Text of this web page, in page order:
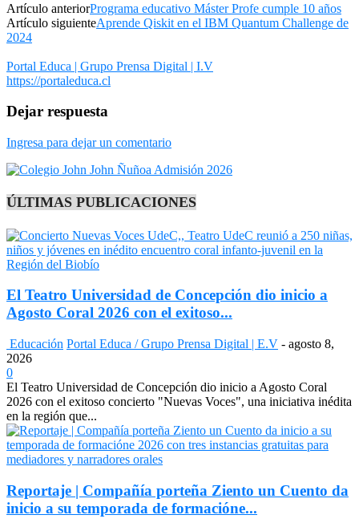
Artículo anteriorPrograma educativo Máster Profe cumple 10 años
Artículo siguienteAprende Qiskit en el IBM Quantum Challenge de
2024
Portal Educa | Grupo Prensa Digital | I.V
https://portaleduca.cl
Dejar respuesta
Ingresa para dejar un comentario
ÚLTIMAS PUBLICACIONES
El Teatro Universidad de Concepción dio inicio a
Agosto Coral 2026 con el exitoso...
Educación Portal Educa / Grupo Prensa Digital | E.V - agosto 8,
2026
0
El Teatro Universidad de Concepción dio inicio a Agosto Coral
2026 con el exitoso concierto "Nuevas Voces", una iniciativa inédita
en la región que...
Reportaje | Compañía porteña Ziento un Cuento da
inicio a su temporada de formacióne...